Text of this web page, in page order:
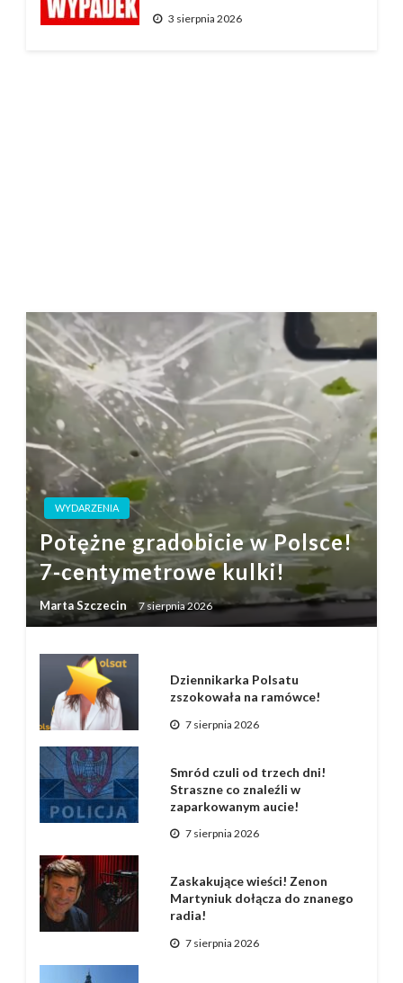
3 sierpnia 2026
WYDARZENIA
Potężne gradobicie w Polsce!
7-centymetrowe kulki!
Marta Szczecin 7 sierpnia 2026
Dziennikarka Polsatu
zszokowała na ramówce!
7 sierpnia 2026
Smród czuli od trzech dni!
Straszne co znaleźli w
zaparkowanym aucie!
7 sierpnia 2026
Zaskakujące wieści! Zenon
Martyniuk dołącza do znanego
radia!
7 sierpnia 2026